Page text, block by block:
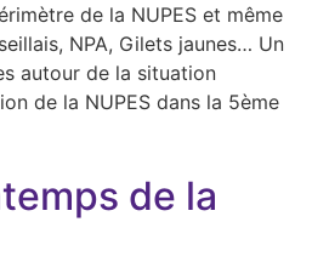
de la NUPES et même
NPA, Gilets jaunes… Un
autour de la situation
de la NUPES dans la 5ème
de la